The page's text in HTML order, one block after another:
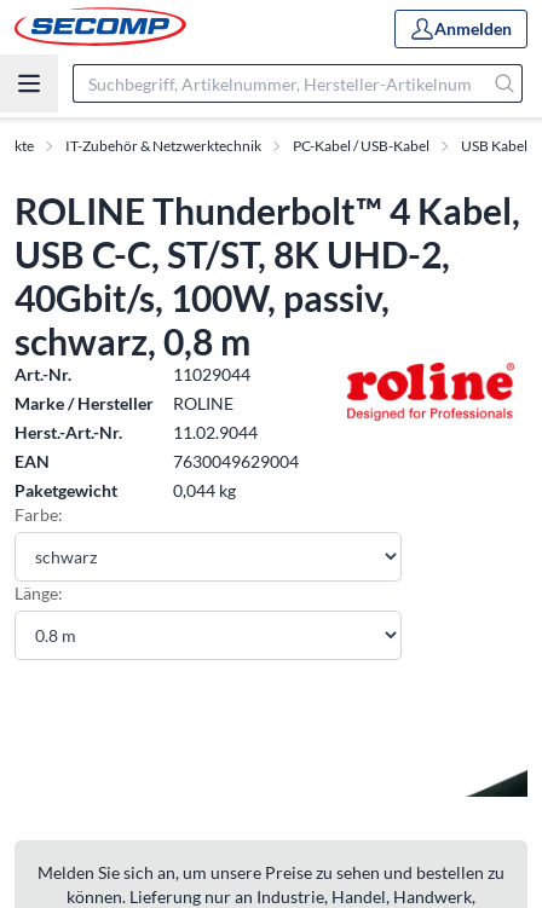
Anmelden
IT-Zubehör & Netzwerktechnik PC-Kabel / USB-Kabel USB Kabel
ROLINE Thunderbolt™ 4 Kabel,
USB C-C, ST/ST, 8K UHD-2,
40Gbit/s, 100W, passiv,
schwarz, 0,8 m
Art.-Nr.
11029044
Marke / Hersteller
ROLINE
Herst.-Art.-Nr.
11.02.9044
EAN
7630049629004
Paketgewicht
0,044 kg
Farbe:
Länge:
Melden Sie sich an, um unsere Preise zu sehen und bestellen zu
können. Lieferung nur an Industrie, Handel, Handwerk,